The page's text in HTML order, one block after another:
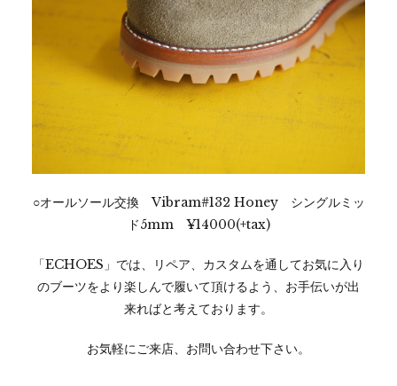
○オールソール交換 Vibram#132 Honey シングルミッ
ド5mm ¥14000(+tax)
「ECHOES」では、リペア、カスタムを通してお気に入り
のブーツをより楽しんで履いて頂けるよう、お手伝いが出
来ればと考えております。
お気軽にご来店、お問い合わせ下さい。